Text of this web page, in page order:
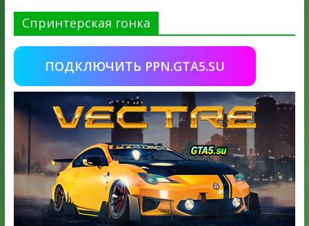
Спринтерская гонка
ПОДКЛЮЧИТЬ PPN.GTA5.SU